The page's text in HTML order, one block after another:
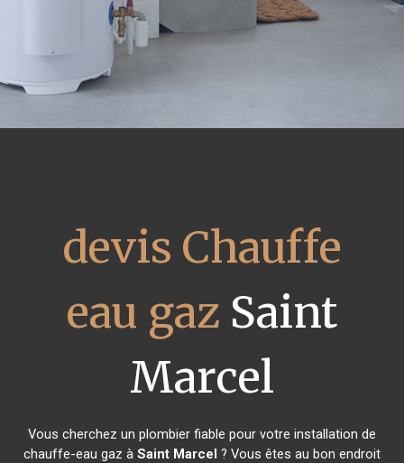
devis Chauffe
eau gaz Saint
Marcel
Vous cherchez un plombier fiable pour votre installation de
chauffe-eau gaz à Saint Marcel ? Vous êtes au bon endroit